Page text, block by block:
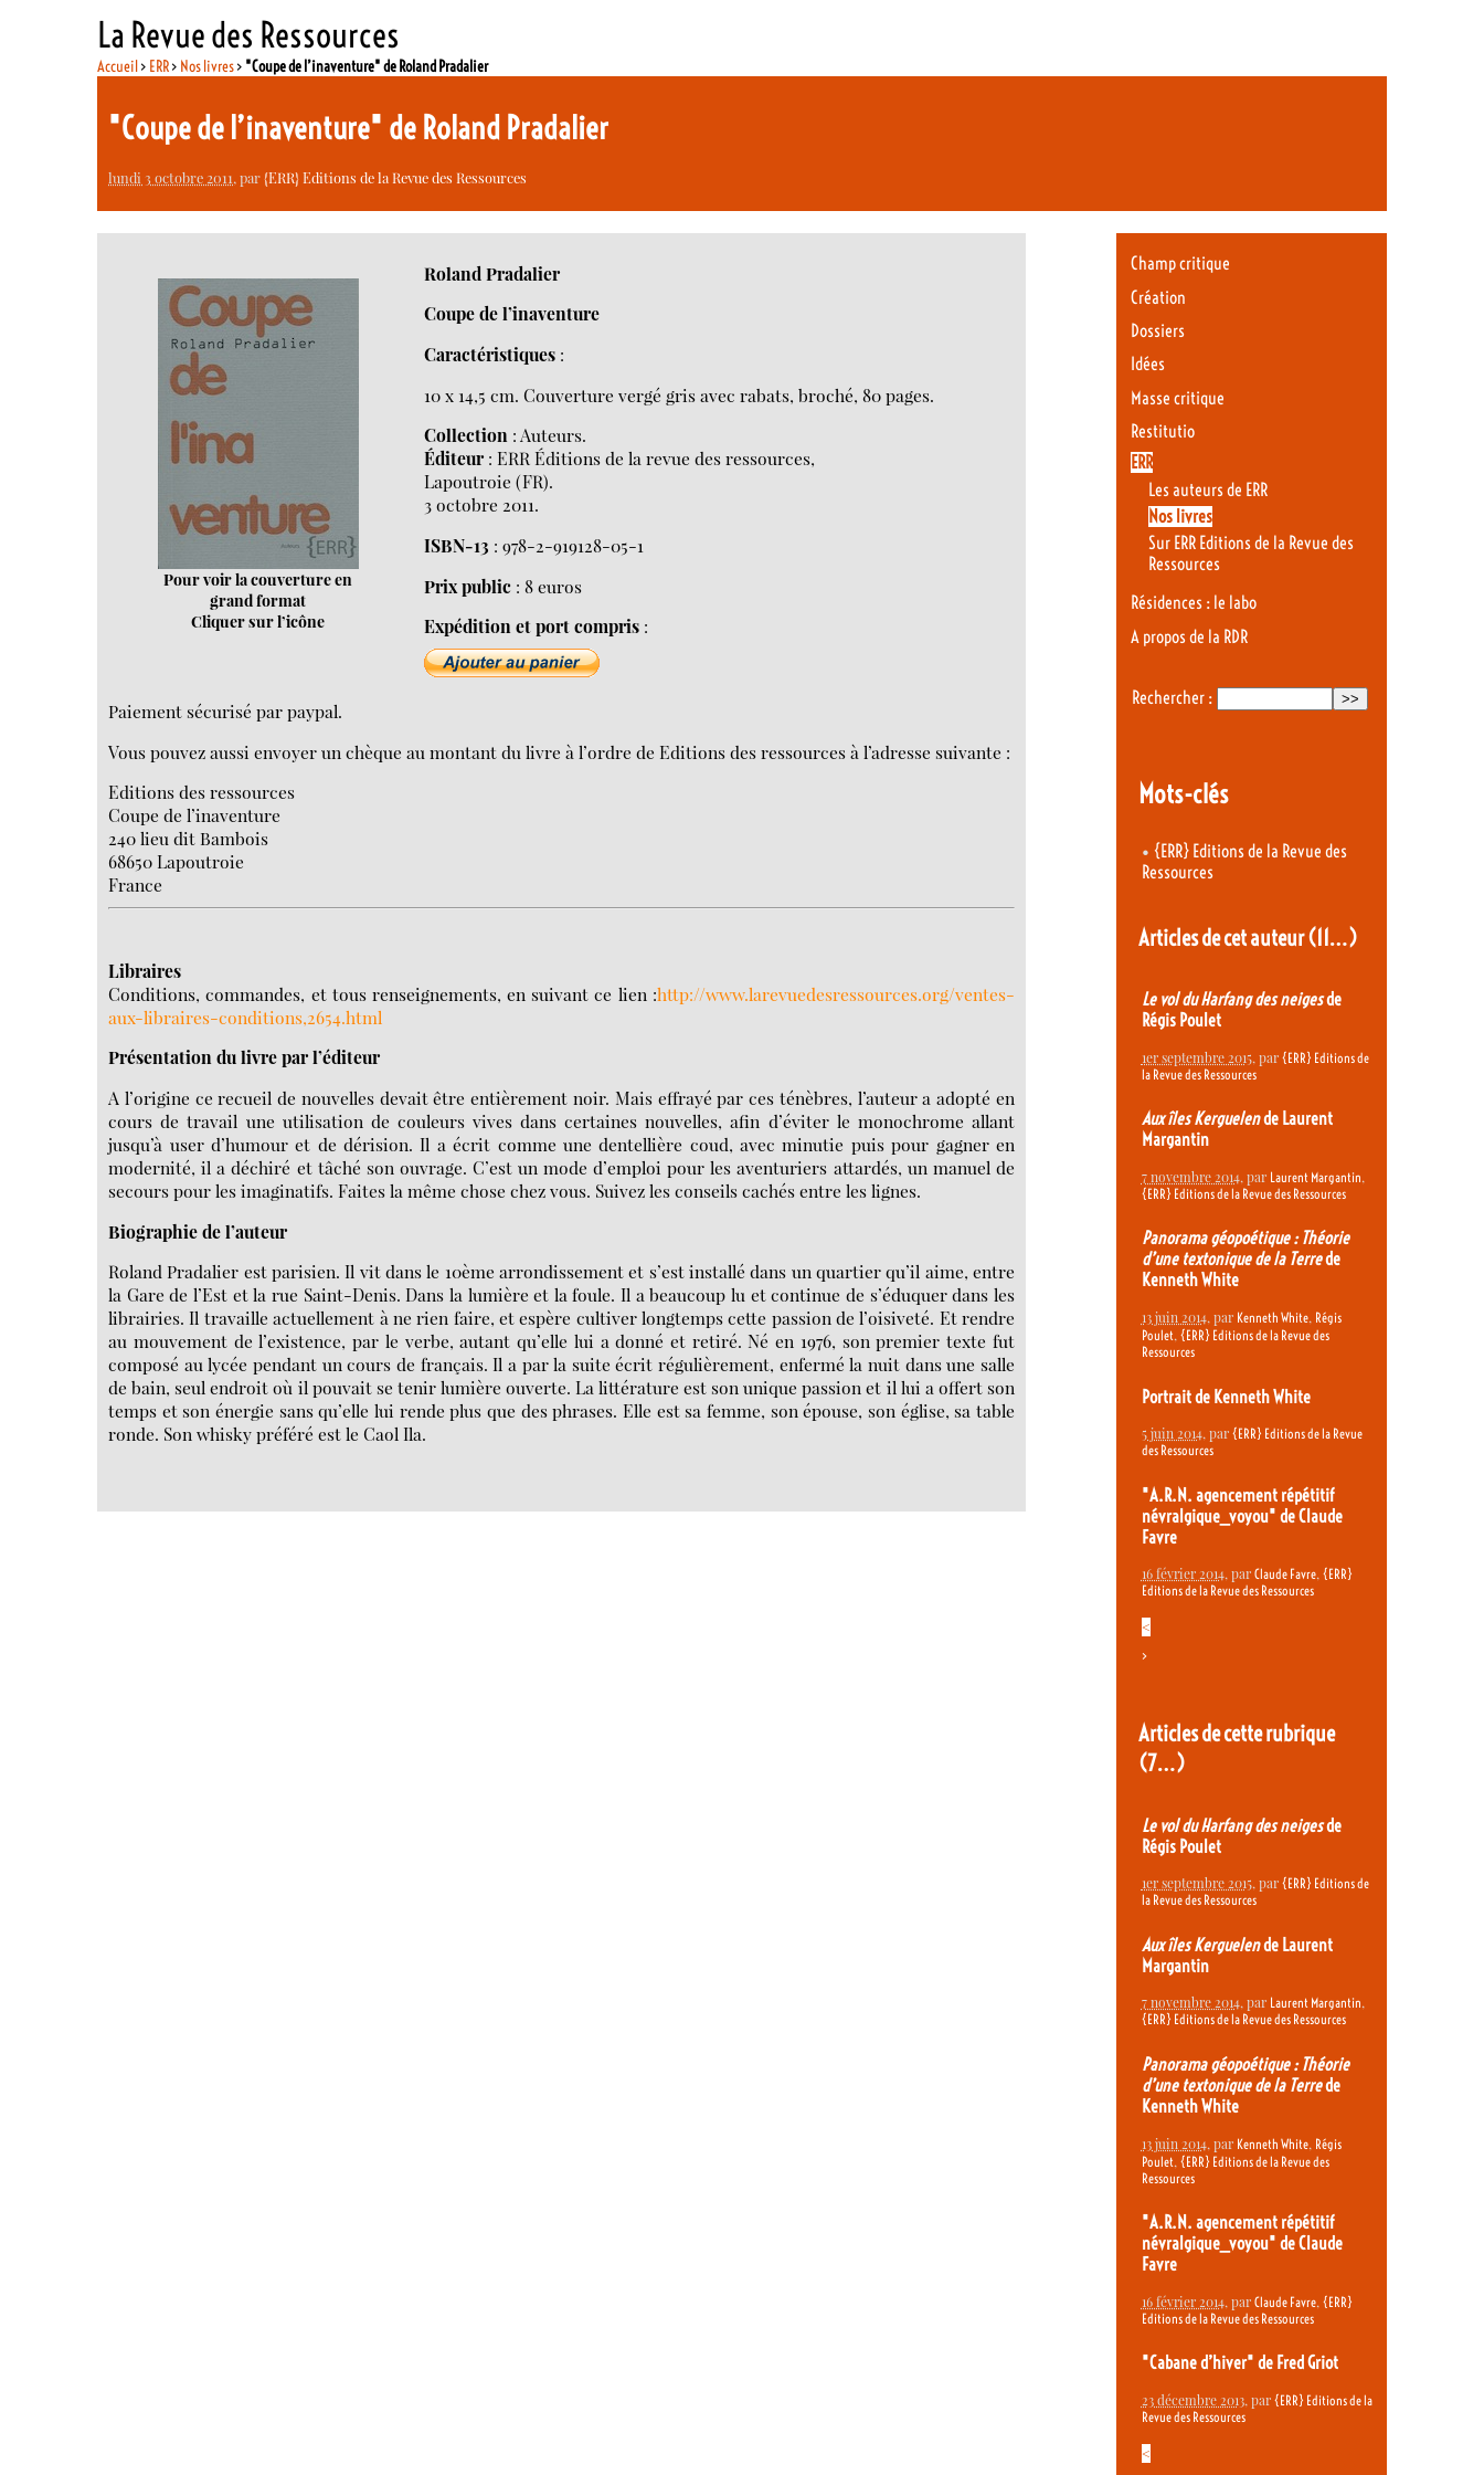
La Revue des Ressources
Accueil> ERR> Nos livres> "Coupe de l’inaventure" de Roland Pradalier
"Coupe de l’inaventure" de Roland Pradalier
lundi 3 octobre 2011, par{ERR} Editions de la Revue des Ressources
Pour voir la couverture en
grand format
Cliquer sur l’icône
Roland Pradalier
Coupe de l’inaventure
Caractéristiques:
10 x 14,5 cm. Couverture vergé gris avec rabats, broché, 80 pages.
Collection: Auteurs.
Éditeur: ERR Éditions de la revue des ressources,
Lapoutroie (FR).
3 octobre 2011.
ISBN-13 : 978-2-919128-05-1
Prix public: 8 euros
Expédition et port compris:
Paiement sécurisé par paypal.
Vous pouvez aussi envoyer un chèque au montant du livre à l’ordre de Editions des ressources à l’adresse suivante :
Editions des ressources
Coupe de l’inaventure
240 lieu dit Bambois
68650 Lapoutroie
France
Libraires
Conditions, commandes, et tous renseignements, en suivant ce lien :http://www.larevuedesressources.org/ventes-
aux-libraires-conditions,2654.html
Présentation du livre par l’éditeur
A l’origine ce recueil de nouvelles devait être entièrement noir. Mais effrayé par ces ténèbres, l’auteur a adopté en
cours de travail une utilisation de couleurs vives dans certaines nouvelles, afin d’éviter le monochrome allant
jusqu’à user d’humour et de dérision. Il a écrit comme une dentellière coud, avec minutie puis pour gagner en
modernité, il a déchiré et tâché son ouvrage. C’est un mode d’emploi pour les aventuriers attardés, un manuel de
secours pour les imaginatifs. Faites la même chose chez vous. Suivez les conseils cachés entre les lignes.
Biographie de l’auteur
Roland Pradalier est parisien. Il vit dans le 10ème arrondissement et s’est installé dans un quartier qu’il aime, entre
la Gare de l’Est et la rue Saint-Denis. Dans la lumière et la foule. Il a beaucoup lu et continue de s’éduquer dans les
librairies. Il travaille actuellement à ne rien faire, et espère cultiver longtemps cette passion de l’oisiveté. Et rendre
au mouvement de l’existence, par le verbe, autant qu’elle lui a donné et retiré. Né en 1976, son premier texte fut
composé au lycée pendant un cours de français. Il a par la suite écrit régulièrement, enfermé la nuit dans une salle
de bain, seul endroit où il pouvait se tenir lumière ouverte. La littérature est son unique passion et il lui a offert son
temps et son énergie sans qu’elle lui rende plus que des phrases. Elle est sa femme, son épouse, son église, sa table
ronde. Son whisky préféré est le Caol Ila.
Champ critique
Création
Dossiers
Idées
Masse critique
Restitutio
ERR
Les auteurs de ERR
Nos livres
Sur ERR Editions de la Revue des
Ressources
Résidences : le labo
A propos de la RDR
Rechercher :
Mots-clés
• {ERR} Editions de la Revue des
Ressources
Articles de cet auteur(11…)
Le vol du Harfang des neigesde
Régis Poulet
1er septembre 2015, par {ERR} Editions de
la Revue des Ressources
Aux îles Kerguelende Laurent
Margantin
7 novembre 2014, par Laurent Margantin,
{ERR} Editions de la Revue des Ressources
Panorama géopoétique : Théorie
d’une textonique de la Terrede
Kenneth White
13 juin 2014, par Kenneth White, Régis
Poulet, {ERR} Editions de la Revue des
Ressources
Portrait de Kenneth White
5 juin 2014, par {ERR} Editions de la Revue
des Ressources
"A.R.N. agencement répétitif
névralgique_voyou" de Claude
Favre
16 février 2014, par Claude Favre, {ERR}
Editions de la Revue des Ressources
<
>
Articles de cette rubrique
(7…)
Le vol du Harfang des neigesde
Régis Poulet
1er septembre 2015, par {ERR} Editions de
la Revue des Ressources
Aux îles Kerguelende Laurent
Margantin
7 novembre 2014, par Laurent Margantin,
{ERR} Editions de la Revue des Ressources
Panorama géopoétique : Théorie
d’une textonique de la Terrede
Kenneth White
13 juin 2014, par Kenneth White, Régis
Poulet, {ERR} Editions de la Revue des
Ressources
"A.R.N. agencement répétitif
névralgique_voyou" de Claude
Favre
16 février 2014, par Claude Favre, {ERR}
Editions de la Revue des Ressources
"Cabane d’hiver" de Fred Griot
23 décembre 2013, par {ERR} Editions de la
Revue des Ressources
<